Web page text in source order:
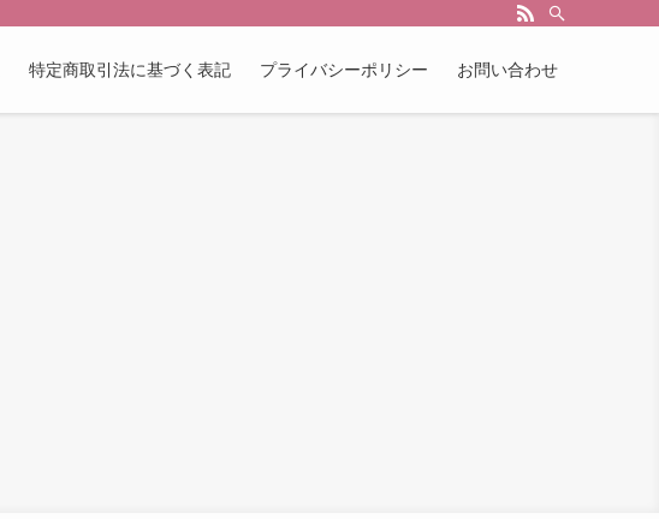
特定商取引法に基づく表記 プライバシーポリシー お問い合わせ